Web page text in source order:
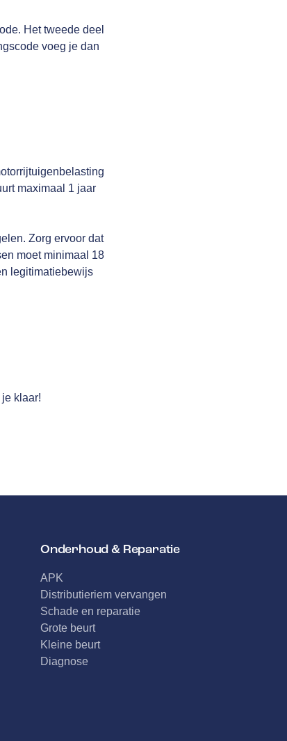
Het tweede deel
voeg je dan
maximaal 1 jaar
Zorg ervoor dat
moet minimaal 18
legitimatiebewijs
klaar!
Onderhoud & Reparatie
APK
Distributieriem vervangen
Schade en reparatie
Grote beurt
Kleine beurt
Diagnose